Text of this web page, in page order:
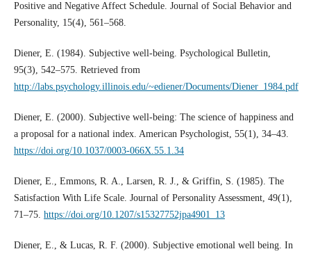
Positive and Negative Affect Schedule. Journal of Social Behavior and
Personality, 15(4), 561–568.
Diener, E. (1984). Subjective well-being. Psychological Bulletin,
95(3), 542–575. Retrieved from
http://labs.psychology.illinois.edu/~ediener/Documents/Diener_1984.pdf
Diener, E. (2000). Subjective well-being: The science of happiness and
a proposal for a national index. American Psychologist, 55(1), 34–43.
https://doi.org/10.1037/0003-066X.55.1.34
Diener, E., Emmons, R. A., Larsen, R. J., & Griffin, S. (1985). The
Satisfaction With Life Scale. Journal of Personality Assessment, 49(1),
71–75. https://doi.org/10.1207/s15327752jpa4901_13
Diener, E., & Lucas, R. F. (2000). Subjective emotional well being. In